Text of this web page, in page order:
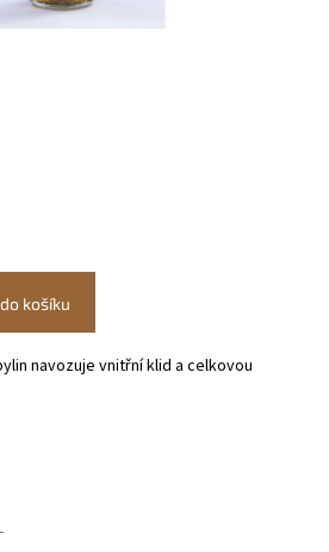
košíku
navozuje vnitřní klid a celkovou